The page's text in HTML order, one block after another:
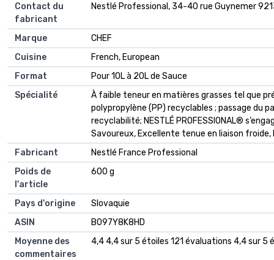
Contact du
fabricant
‎Nestlé Professional, 34-40 rue Guynemer
Marque
‎CHEF
Cuisine
‎French, European
Format
‎Pour 10L à 20L de Sauce
Spécialité
‎À faible teneur en matières grasses tel que
polypropylène (PP) recyclables ; passage du
recyclabilité; NESTLÉ PROFESSIONAL®
Savoureux, Excellente tenue en liaison
Fabricant
‎Nestlé France Professional
Poids de
l'article
‎600 g
Pays d'origine
‎Slovaquie
ASIN
B097Y8K8HD
Moyenne des
commentaires
4,4 4,4 sur 5 étoiles 121 évaluations 4,4 sur 5